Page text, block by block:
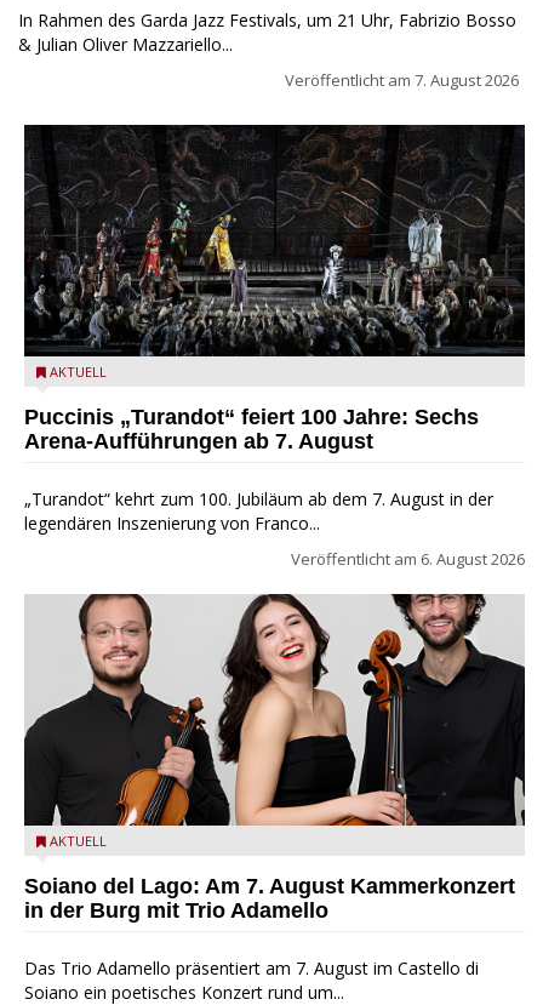
In Rahmen des Garda Jazz Festivals, um 21 Uhr, Fabrizio Bosso
& Julian Oliver Mazzariello...
Veröffentlicht am 7. August 2026
Turandot in der Arena von Verona - Ennevi für Fondazione
AKTUELL
Puccinis „Turandot“ feiert 100 Jahre: Sechs
Arena-Aufführungen ab 7. August
„Turandot“ kehrt zum 100. Jubiläum ab dem 7. August in der
legendären Inszenierung von Franco...
Veröffentlicht am 6. August 2026
Trio Adamello
AKTUELL
Soiano del Lago: Am 7. August Kammerkonzert
in der Burg mit Trio Adamello
Das Trio Adamello präsentiert am 7. August im Castello di
Soiano ein poetisches Konzert rund um...